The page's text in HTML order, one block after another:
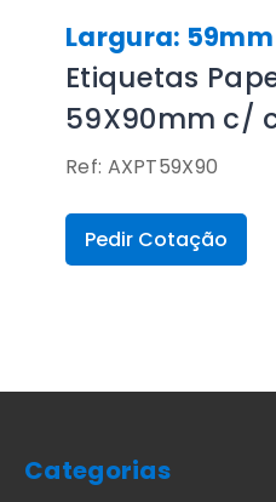
Largura: 59mm
Etiquetas
59X90mm c/
Ref: AXPT59X90
Pedir Cotação
Categorias